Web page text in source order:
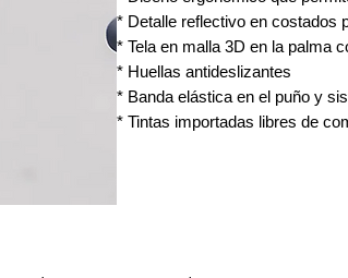
* Detalle reflectivo en costados
* Tela en malla 3D en la palma
* Huellas antideslizantes
* Banda elástica en el puño y
* Tintas importadas libres de